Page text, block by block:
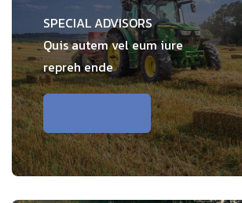
SPECIAL ADVISORS
Quis autem vel eum iure
repreh ende